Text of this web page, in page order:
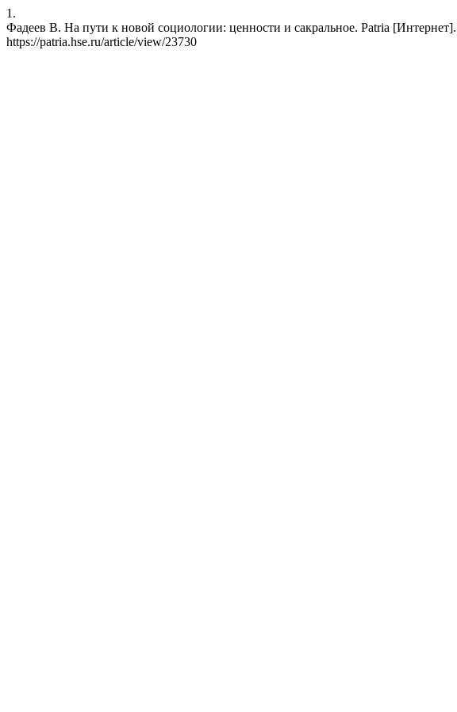
1.
Фадеев В. На пути к новой социологии: ценности и сакральное. Patria
https://patria.hse.ru/article/view/23730